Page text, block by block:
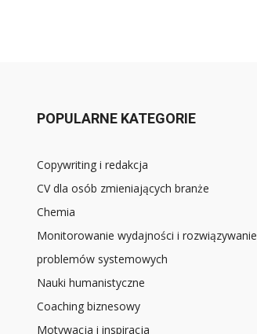
POPULARNE KATEGORIE
Copywriting i redakcja
CV dla osób zmieniających branże
Chemia
Monitorowanie wydajności i rozwiązywanie
problemów systemowych
Nauki humanistyczne
Coaching biznesowy
Motywacja i inspiracja